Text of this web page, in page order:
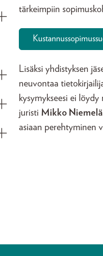
Toggle submenu
Toggle submenu
Toggle submenu
Toggle submenu
tärkeimpiin
Lisäksi yhdistyksen
neuvontaa
kysymykseesi ei
juristi Mikko Niemelä
asiaan perehtyminen